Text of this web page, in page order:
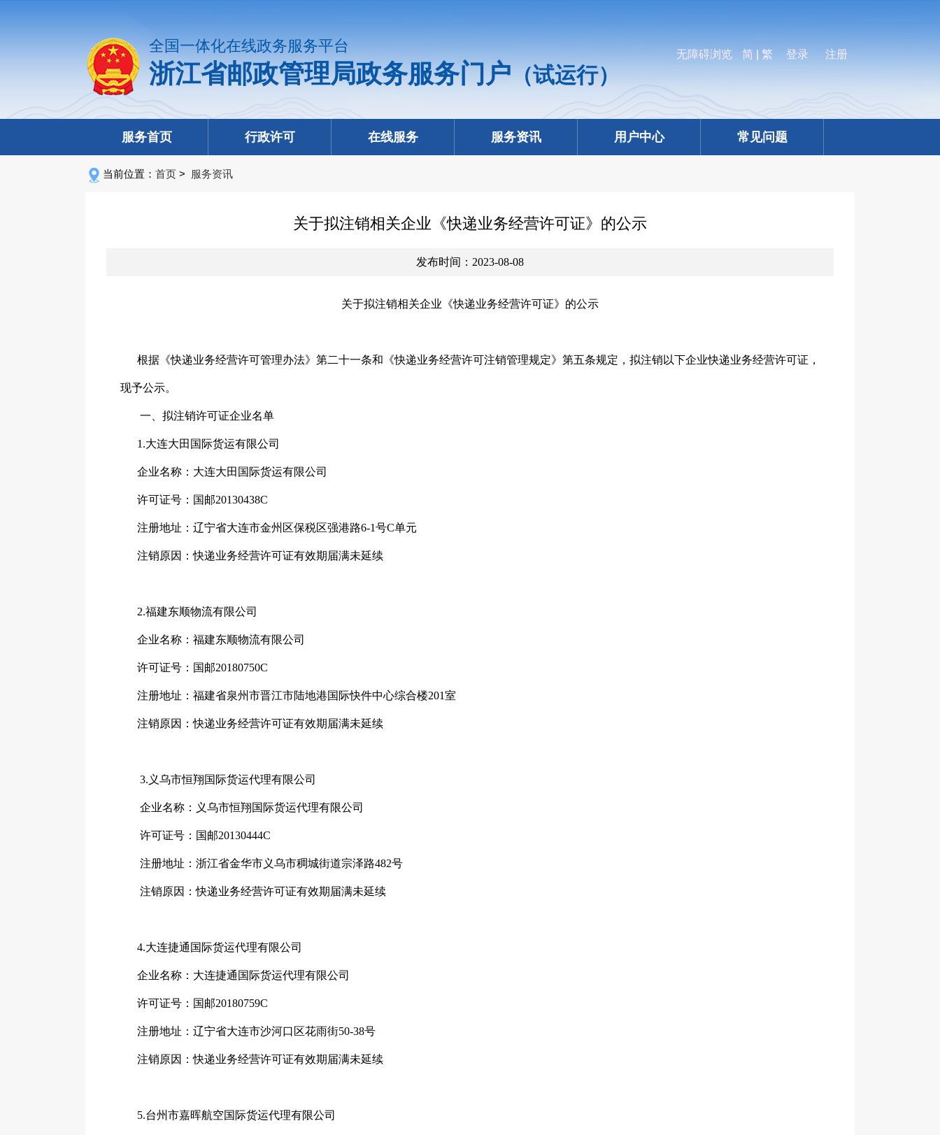
全国一体化在线政务服务平台
浙江省邮政管理局政务服务门户（试运行）
无障碍浏览 简 繁 登录 注册
服务首页 行政许可 在线服务 服务资讯 用户中心 常见问题
当前位置： 首页 > 服务资讯
关于拟注销相关企业《快递业务经营许可证》的公示
发布时间：2023-08-08
关于拟注销相关企业《快递业务经营许可证》的公示
根据《快递业务经营许可管理办法》第二十一条和《快递业务经营许可注销管理规定》第五条规定，拟注销以下企业快递业务经营许可证，
现予公示。
一、拟注销许可证企业名单
1.大连大田国际货运有限公司
企业名称：大连大田国际货运有限公司
许可证号：国邮20130438C
注册地址：辽宁省大连市金州区保税区强港路6-1号C单元
注销原因：快递业务经营许可证有效期届满未延续
2.福建东顺物流有限公司
企业名称：福建东顺物流有限公司
许可证号：国邮20180750C
注册地址：福建省泉州市晋江市陆地港国际快件中心综合楼201室
注销原因：快递业务经营许可证有效期届满未延续
3.义乌市恒翔国际货运代理有限公司
企业名称：义乌市恒翔国际货运代理有限公司
许可证号：国邮20130444C
注册地址：浙江省金华市义乌市稠城街道宗泽路482号
注销原因：快递业务经营许可证有效期届满未延续
4.大连捷通国际货运代理有限公司
企业名称：大连捷通国际货运代理有限公司
许可证号：国邮20180759C
注册地址：辽宁省大连市沙河口区花雨街50-38号
注销原因：快递业务经营许可证有效期届满未延续
5.台州市嘉晖航空国际货运代理有限公司